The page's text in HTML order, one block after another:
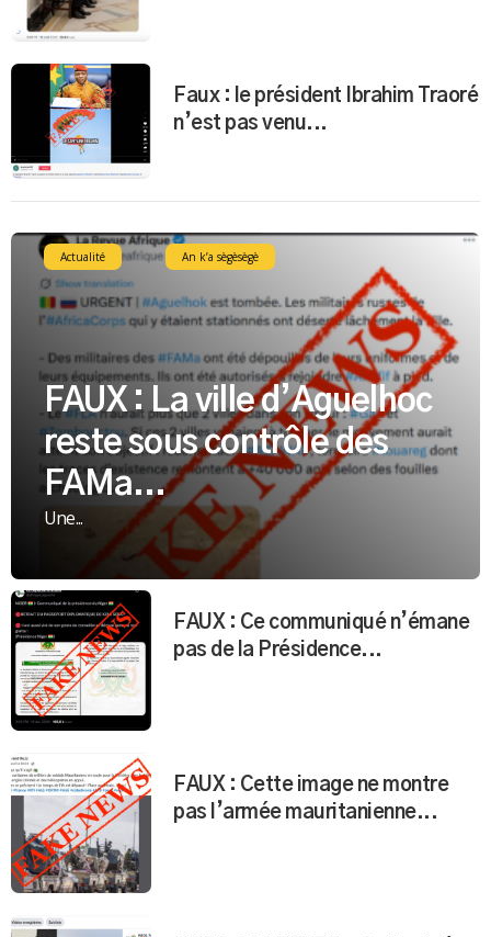
Faux : le président Ibrahim Traoré
n’est pas venu...
Actualité An k’a sègèsègè
FAUX : La ville d’Aguelhoc
reste sous contrôle des
FAMa...
Une...
FAUX : Ce communiqué n’émane
pas de la Présidence...
FAUX : Cette image ne montre
pas l’armée mauritanienne...